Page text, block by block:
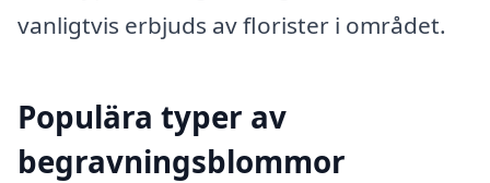
vanligtvis erbjuds av florister i området.
Populära typer av
begravningsblommor